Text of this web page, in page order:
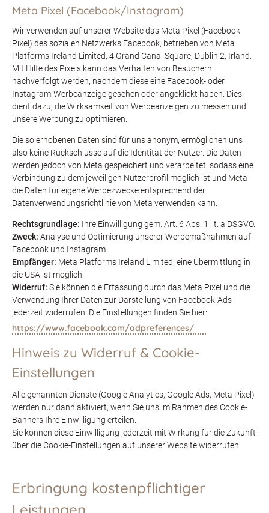
Meta Pixel (Facebook/Instagram)
Wir verwenden auf unserer Website das Meta Pixel (Facebook
Pixel) des sozialen Netzwerks Facebook, betrieben von Meta
Platforms Ireland Limited, 4 Grand Canal Square, Dublin 2, Irland.
Mit Hilfe des Pixels kann das Verhalten von Besuchern
nachverfolgt werden, nachdem diese eine Facebook- oder
Instagram-Werbeanzeige gesehen oder angeklickt haben. Dies
dient dazu, die Wirksamkeit von Werbeanzeigen zu messen und
unsere Werbung zu optimieren.
Die so erhobenen Daten sind für uns anonym, ermöglichen uns
also keine Rückschlüsse auf die Identität der Nutzer. Die Daten
werden jedoch von Meta gespeichert und verarbeitet, sodass eine
Verbindung zu dem jeweiligen Nutzerprofil möglich ist und Meta
die Daten für eigene Werbezwecke entsprechend der
Datenverwendungsrichtlinie von Meta verwenden kann.
Rechtsgrundlage: Ihre Einwilligung gem. Art. 6 Abs. 1 lit. a DSGVO.
Zweck: Analyse und Optimierung unserer Werbemaßnahmen auf
Facebook und Instagram.
Empfänger: Meta Platforms Ireland Limited; eine Übermittlung in
die USA ist möglich.
Widerruf: Sie können die Erfassung durch das Meta Pixel und die
Verwendung Ihrer Daten zur Darstellung von Facebook-Ads
jederzeit widerrufen. Die Einstellungen finden Sie hier:
https://www.facebook.com/adpreferences/
Hinweis zu Widerruf & Cookie-
Einstellungen
Alle genannten Dienste (Google Analytics, Google Ads, Meta Pixel)
werden nur dann aktiviert, wenn Sie uns im Rahmen des Cookie-
Banners Ihre Einwilligung erteilen.
Sie können diese Einwilligung jederzeit mit Wirkung für die Zukunft
über die Cookie-Einstellungen auf unserer Website widerrufen.
Erbringung kostenpflichtiger
Leistungen